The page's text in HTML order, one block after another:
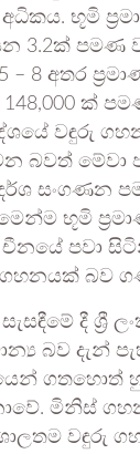
භූමි
3.2ක් පමණ
8 අතර
ක්
වඳුරු
මේවා
සංගණන
භූමි
චීනයේ පවා
බව
දී ශ්‍රී
බව දැන්
ගතහොත්
මිනිස්
වඳුරු